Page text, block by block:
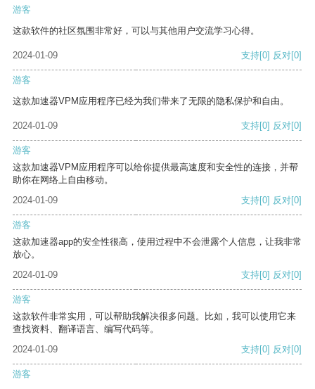
游客
这款软件的社区氛围非常好，可以与其他用户交流学习心得。
2024-01-09 支持[0] 反对[0]
游客
这款加速器VPM应用程序已经为我们带来了无限的隐私保护和自由。
2024-01-09 支持[0] 反对[0]
游客
这款加速器VPM应用程序可以给你提供最高速度和安全性的连接，并帮
助你在网络上自由移动。
2024-01-09
支持[0] 反对[0]
游客
这款加速器app的安全性很高，使用过程中不会泄露个人信息，让我非常
放心。
2024-01-09
支持[0] 反对[0]
游客
这款软件非常实用，可以帮助我解决很多问题。比如，我可以使用它来
查找资料、翻译语言、编写代码等。
2024-01-09
支持[0] 反对[0]
游客